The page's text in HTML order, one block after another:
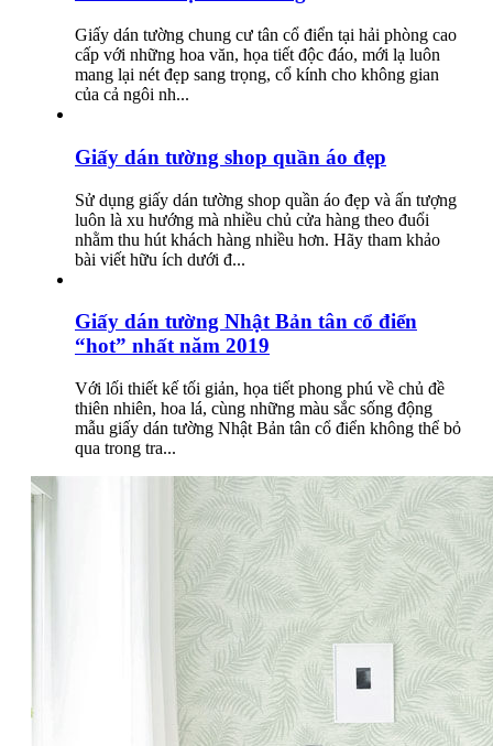
Giấy dán tường chung cư tân cổ điển tại hải phòng cao
cấp với những hoa văn, họa tiết độc đáo, mới lạ luôn
mang lại nét đẹp sang trọng, cổ kính cho không gian
của cả ngôi nh...
Giấy dán tường shop quần áo đẹp
Sử dụng giấy dán tường shop quần áo đẹp và ấn tượng
luôn là xu hướng mà nhiều chủ cửa hàng theo đuổi
nhằm thu hút khách hàng nhiều hơn. Hãy tham khảo
bài viết hữu ích dưới đ...
Giấy dán tường Nhật Bản tân cổ điển
“hot” nhất năm 2019
Với lối thiết kế tối giản, họa tiết phong phú về chủ đề
thiên nhiên, hoa lá, cùng những màu sắc sống động
mẫu giấy dán tường Nhật Bản tân cổ điển không thể bỏ
qua trong tra...